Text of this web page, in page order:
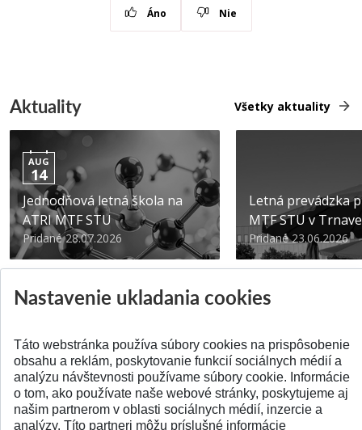
Áno Nie
Aktuality Všetky aktuality
AUG
14
Jednodňová letná škola na
ATRI MTF STU
Pridané 28.07.2026
Letná prevádzka
MTF STU v Trnave
Pridané 23.06.2026
SPÄŤ NA VRCH
Nastavenie ukladania cookies
Táto webstránka používa súbory cookies na prispôsobenie
obsahu a reklám, poskytovanie funkcií sociálnych médií a
analýzu návštevnosti používame súbory cookie. Informácie
o tom, ako používate naše webové stránky, poskytujeme aj
našim partnerom v oblasti sociálnych médií, inzercie a
analýzy. Títo partneri môžu príslušné informácie